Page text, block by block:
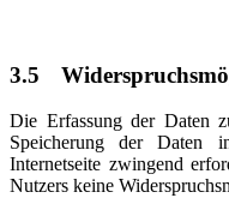
3.5
Die Erfassung der Daten
Speicherung der
Internetseite zwingend
Nutzers keine